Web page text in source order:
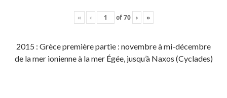
« ‹ of70 › »
2015 : Grèce première partie : novembre à mi-décembre
de la mer ionienne à la mer Égée, jusqu’à Naxos (Cyclades)